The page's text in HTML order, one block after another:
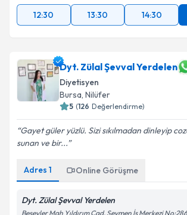
12:30
13:30 14:30
Dyt. Zülal Şevval Yerdelen
Diyetisyen
Bursa, Nilüfer
5 (126 Değerlendirme)
Gayet güler yüzlü. Sizi sıkılmadan dinleyip
sunan ve bir...
Adres 1 Online Görüşme
Dyt. Zülal Şevval Yerdelen